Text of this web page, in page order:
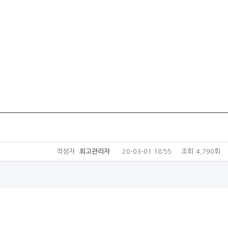
작성자 최고관리자 20-03-01 18:55 조회 4,790회